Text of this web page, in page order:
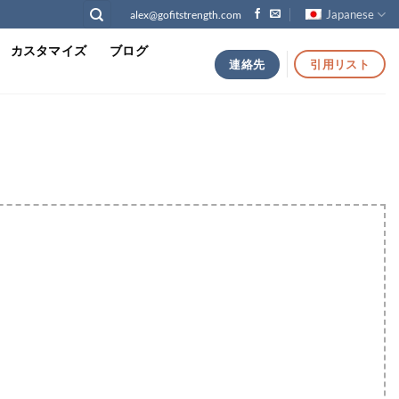
alex@gofitstrength.com Japanese
カスタマイズ ブログ
連絡先 引用リスト